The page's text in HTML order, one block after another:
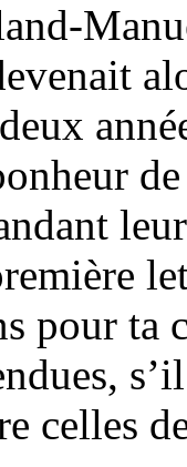
pour ta
celles